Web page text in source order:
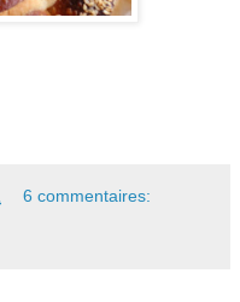
6 commentaires: